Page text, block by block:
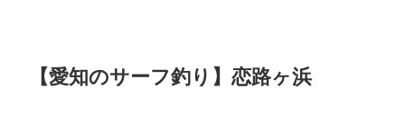
【愛知のサーフ釣り】恋路ヶ浜